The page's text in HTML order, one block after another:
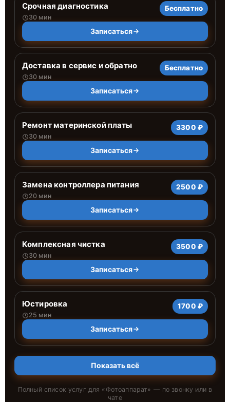
Срочная диагностика
30 мин
Бесплатно
Записаться
Доставка в сервис и обратно
30 мин
Бесплатно
Записаться
Ремонт материнской платы
30 мин
3300 ₽
Записаться
Замена контроллера питания
20 мин
2500 ₽
Записаться
Комплексная чистка
30 мин
3500 ₽
Записаться
Юстировка
25 мин
1700 ₽
Записаться
Показать всё
Полный список услуг для « Фотоаппарат» — по звонку или в
чате